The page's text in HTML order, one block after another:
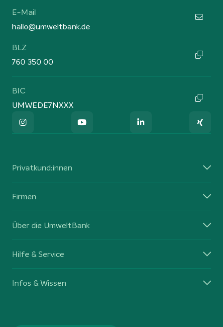
E-Mail
hallo@umweltbank.de
BLZ
760 350 00
BIC
UMWEDE7NXXX
Privatkund:innen
Firmen
Über die UmweltBank
Hilfe & Service
Infos & Wissen